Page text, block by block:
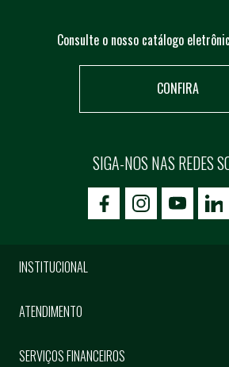
Consulte o nosso catálogo
CONFIRA
SIGA-NOS NAS REDES
icon-facebookicon-social02
icon-
INSTITUCIONAL
ATENDIMENTO
SERVIÇOS FINANCEIROS